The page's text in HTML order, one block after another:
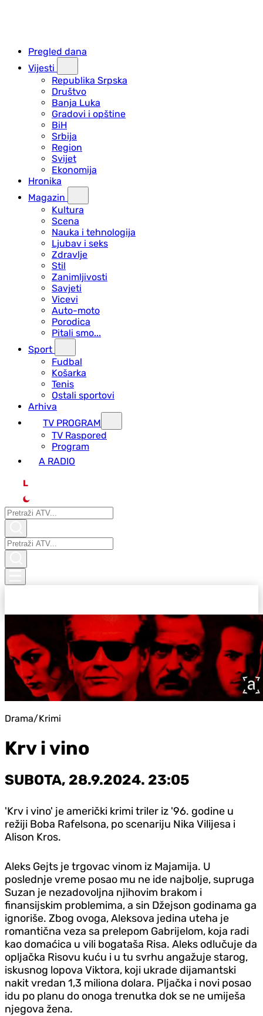
Pregled dana
Vijesti
Republika Srpska
Društvo
Banja Luka
Gradovi i opštine
BiH
Srbija
Region
Svijet
Ekonomija
Hronika
Magazin
Kultura
Scena
Nauka i tehnologija
Ljubav i seks
Zdravlje
Stil
Zanimljivosti
Savjeti
Vicevi
Auto-moto
Porodica
Pitali smo...
Sport
Fudbal
Košarka
Tenis
Ostali sportovi
Arhiva
TV PROGRAM
ТV Raspored
Program
A RADIO
L
Drama/Krimi
Krv i vino
SUBOTA, 28.9.2024. 23:05
'Krv i vino' je američki krimi triler iz '96. godine u
režiji Boba Rafelsona, po scenariju Nika Vilijesa i
Alison Kros.
Aleks Gejts je trgovac vinom iz Majamija. U
poslednje vreme posao mu ne ide najbolje, supruga
Suzan je nezadovoljna njihovim brakom i
finansijskim problemima, a sin Džejson godinama ga
ignoriše. Zbog ovoga, Aleksova jedina uteha je
romantična veza sa prelepom Gabrijelom, koja radi
kao domaćica u vili bogataša Risa. Aleks odlučuje da
opljačka Risovu kuću i u tu svrhu angažuje starog,
iskusnog lopova Viktora, koji ukrade dijamantski
nakit vredan 1,3 miliona dolara. Pljačka i novi posao
idu po planu do onoga trenutka dok se ne umiješa
njegova žena.